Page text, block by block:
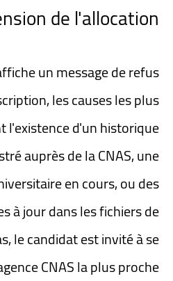
de l'allocation ?
un message de refus
les causes les plus
l'existence d'un historique
auprès de la CNAS, une
en cours, ou des
à jour dans les fichiers de
le candidat est invité à se
CNAS la plus proche